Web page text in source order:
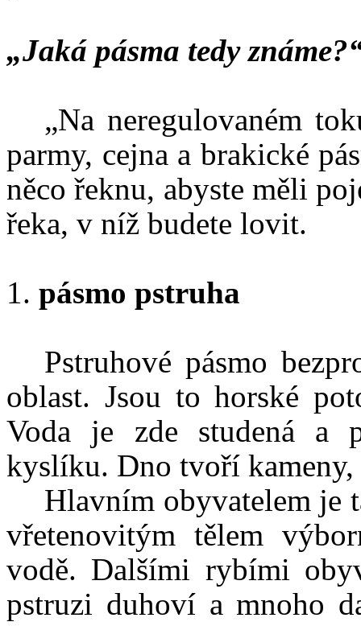
„Jaká pásma tedy
„Na neregulovaném
parmy, cejna a brakické
něco řeknu, abyste měli
řeka, v níž budete lovit.
pásmo pstruha
Pstruhové pásmo
oblast. Jsou to horské
Voda je zde studená a
kyslíku. Dno tvoří
Hlavním obyvatelem je
vřetenovitým tělem
vodě. Dalšími rybími
pstruzi duhoví a mnoho